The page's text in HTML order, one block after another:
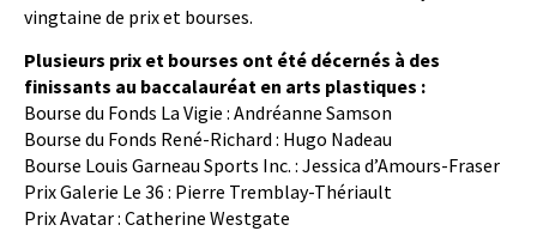
vingtaine de prix et bourses.
Plusieurs prix et bourses ont été décernés à des
finissants au baccalauréat en arts plastiques :
Bourse du Fonds La Vigie : Andréanne Samson
Bourse du Fonds René-Richard : Hugo Nadeau
Bourse Louis Garneau Sports Inc. : Jessica d’Amours-Fraser
Prix Galerie Le 36 : Pierre Tremblay-Thériault
Prix Avatar : Catherine Westgate